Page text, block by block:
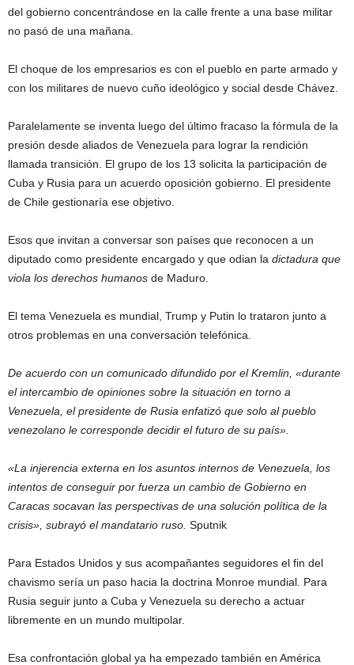
del gobierno concentrándose en la calle frente a una base militar
no pasó de una mañana.
El choque de los empresarios es con el pueblo en parte armado y
con los militares de nuevo cuño ideológico y social desde Chávez.
Paralelamente se inventa luego del último fracaso la fórmula de la
presión desde aliados de Venezuela para lograr la rendición
llamada transición. El grupo de los 13 solicita la participación de
Cuba y Rusia para un acuerdo oposición gobierno. El presidente
de Chile gestionaría ese objetivo.
Esos que invitan a conversar son países que reconocen a un
diputado como presidente encargado y que odian la dictadura que
viola los derechos humanos de Maduro.
El tema Venezuela es mundial, Trump y Putin lo trataron junto a
otros problemas en una conversación telefónica.
De acuerdo con un comunicado difundido por el Kremlin, «durante
el intercambio de opiniones sobre la situación en torno a
Venezuela, el presidente de Rusia enfatizó que solo al pueblo
venezolano le corresponde decidir el futuro de su país».
«La injerencia externa en los asuntos internos de Venezuela, los
intentos de conseguir por fuerza un cambio de Gobierno en
Caracas socavan las perspectivas de una solución política de la
crisis», subrayó el mandatario ruso. Sputnik
Para Estados Unidos y sus acompañantes seguidores el fin del
chavismo sería un paso hacia la doctrina Monroe mundial. Para
Rusia seguir junto a Cuba y Venezuela su derecho a actuar
libremente en un mundo multipolar.
Esa confrontación global ya ha empezado también en América